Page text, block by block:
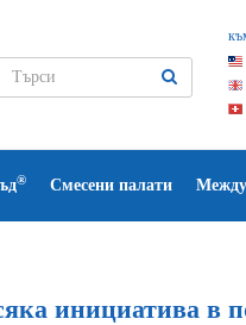
® Смесени палати
инициатива в